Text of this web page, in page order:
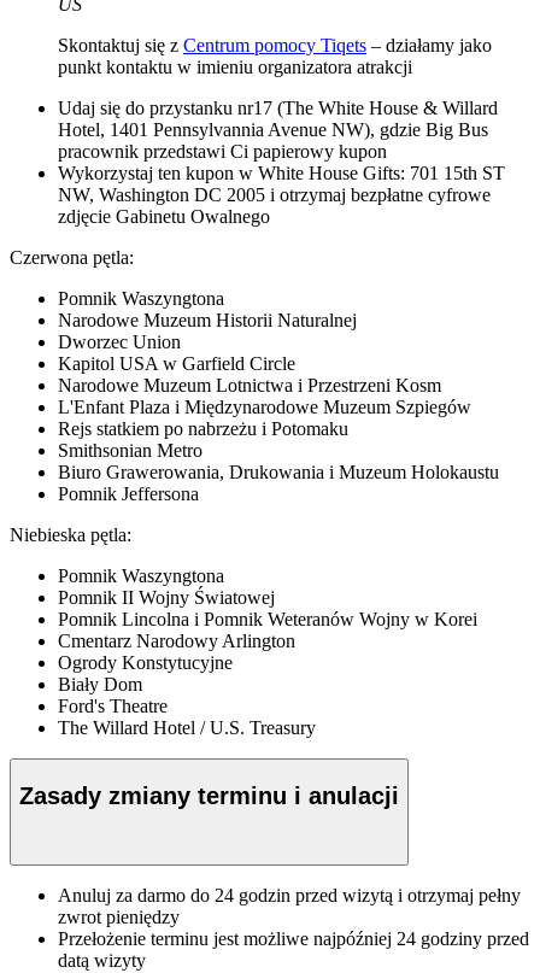
US
Skontaktuj się z Centrum pomocy Tiqets – działamy jako
punkt kontaktu w imieniu organizatora atrakcji
Udaj się do przystanku nr17 (The White House & Willard
Hotel, 1401 Pennsylvannia Avenue NW), gdzie Big Bus
pracownik przedstawi Ci papierowy kupon
Wykorzystaj ten kupon w White House Gifts: 701 15th ST
NW, Washington DC 2005 i otrzymaj bezpłatne cyfrowe
zdjęcie Gabinetu Owalnego
Czerwona pętla:
Pomnik Waszyngtona
Narodowe Muzeum Historii Naturalnej
Dworzec Union
Kapitol USA w Garfield Circle
Narodowe Muzeum Lotnictwa i Przestrzeni Kosm
L'Enfant Plaza i Międzynarodowe Muzeum Szpiegów
Rejs statkiem po nabrzeżu i Potomaku
Smithsonian Metro
Biuro Grawerowania, Drukowania i Muzeum Holokaustu
Pomnik Jeffersona
Niebieska pętla:
Pomnik Waszyngtona
Pomnik II Wojny Światowej
Pomnik Lincolna i Pomnik Weteranów Wojny w Korei
Cmentarz Narodowy Arlington
Ogrody Konstytucyjne
Biały Dom
Ford's Theatre
The Willard Hotel / U.S. Treasury
Zasady zmiany terminu i anulacji
Anuluj za darmo do 24 godzin przed wizytą i otrzymaj pełny
zwrot pieniędzy
Przełożenie terminu jest możliwe najpóźniej 24 godziny przed
datą wizyty